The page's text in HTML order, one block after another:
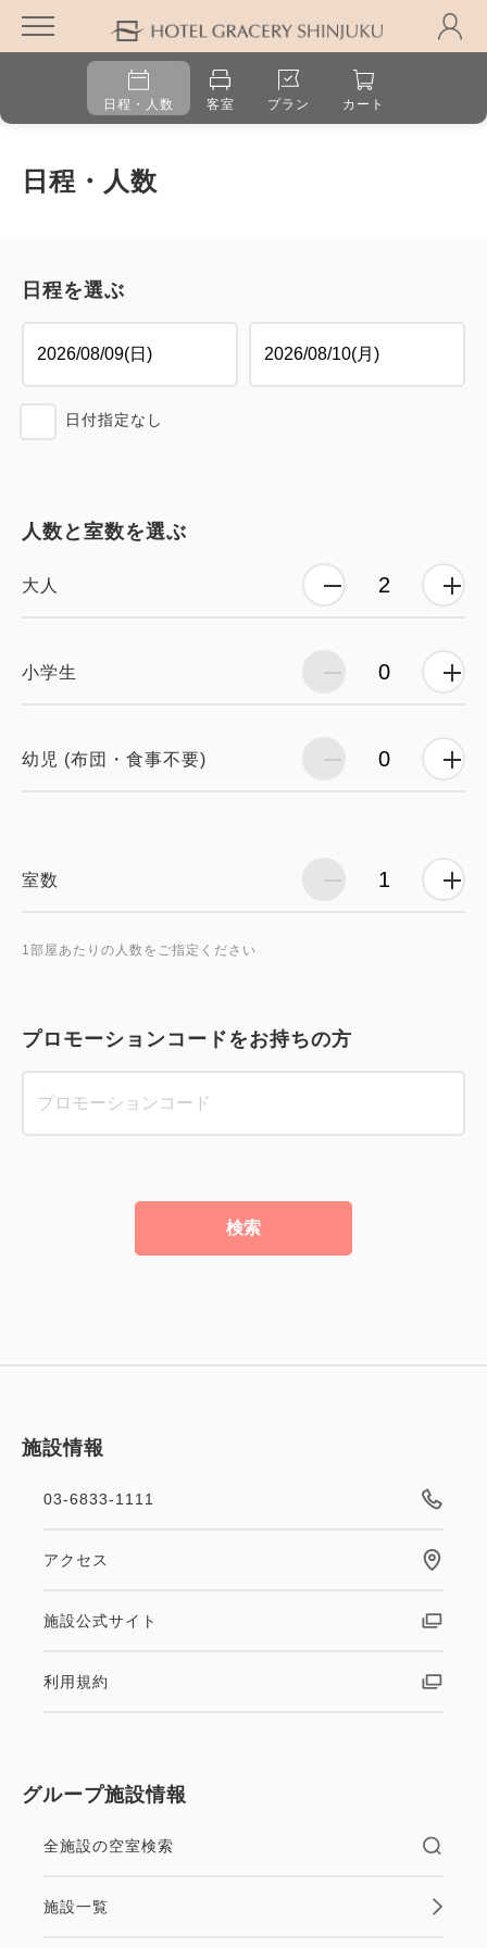
日程・人数 客室 プラン カート
日程・人数
日程を選ぶ
日付指定なし
人数と室数を選ぶ
大人
小学生
幼児 (布団・食事不要)
室数
1部屋あたりの人数をご指定ください
プロモーションコードをお持ちの方
検索
施設情報
03-6833-1111
アクセス
施設公式サイト
利用規約
グループ施設情報
全施設の空室検索
施設一覧